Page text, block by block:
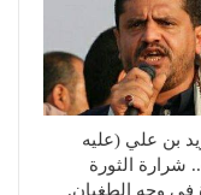
زيد بن علي (عليه
شرارة الثورة
في وجه الطغيان.